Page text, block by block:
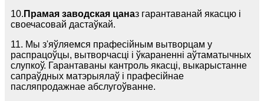
10. Прамая заводская цаназ гарантаванай якасцю і
своечасовай дастаўкай.
11. Мы з'яўляемся прафесійным вытворцам у
распрацоўцы, вытворчасці і ўкараненні аўтаматычных
слупкоў. Гарантаваны кантроль якасці, выкарыстанне
сапраўдных матэрыялаў і прафесійнае
пасляпродажнае абслугоўванне.